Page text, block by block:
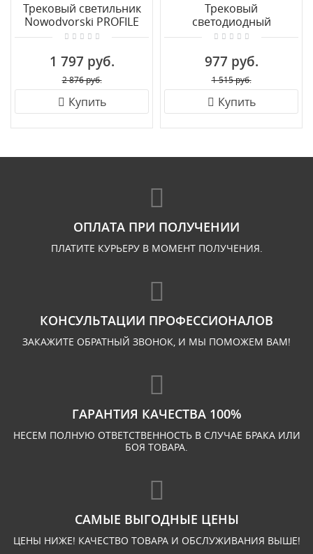
Трековый светильник
Nowodvorski PROFILE
EYE FLEX 9331
1 797 руб.
2 876 руб.
Купить
Трековый
светодиодный
светильник для
LUCE CAMI
ST351.536.15.36
977 руб.
1 515 руб.
Купить
ОПЛАТА ПРИ ПОЛУЧЕНИИ
ПЛАТИТЕ КУРЬЕРУ В МОМЕНТ ПОЛУЧЕНИЯ.
КОНСУЛЬТАЦИИ ПРОФЕССИОНАЛОВ
ЗАКАЖИТЕ ОБРАТНЫЙ ЗВОНОК, И МЫ ПОМОЖЕМ ВАМ!
ГАРАНТИЯ КАЧЕСТВА 100%
НЕСЕМ ПОЛНУЮ ОТВЕТСТВЕННОСТЬ В СЛУЧАЕ БРАКА ИЛИ
БОЯ ТОВАРА.
САМЫЕ ВЫГОДНЫЕ ЦЕНЫ
ЦЕНЫ НИЖЕ! КАЧЕСТВО ТОВАРА И ОБСЛУЖИВАНИЯ ВЫШЕ!